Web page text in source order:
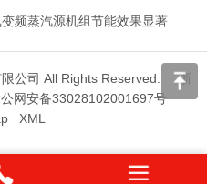
频蒸汽源机组节能效果显著
公司 All Rights Reserved.浙
网安备33028102001697号
XML